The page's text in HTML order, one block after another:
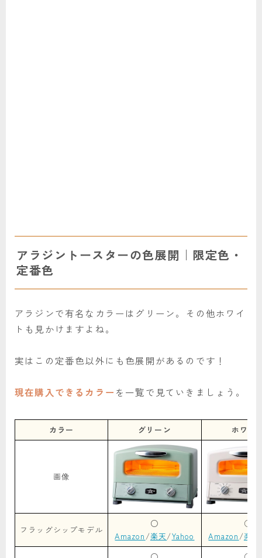
アラジントースターの色展開｜限定色・
定番色
アラジンで有名なカラーはグリーン。その他ホワイ
トも見かけますよね。
実はこの定番色以外にも色展開があるのです！
現在購入できるカラー を一覧で見ていきましょう。
カラー グリーン ホワイ
画像
フラッグシップモデル
○
Amazon /楽天/Yahoo
○
Amazon /楽天